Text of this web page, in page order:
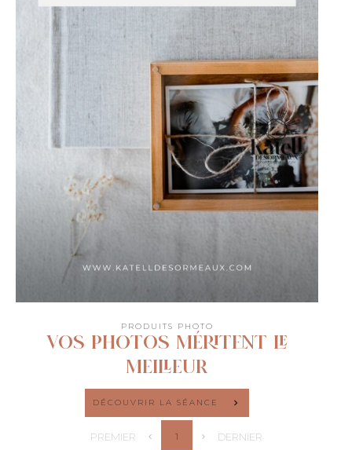
PRODUITS PHOTO
VOS PHOTOS MÉRITENT LE
MEILLEUR
DÉCOUVRIR LA SÉANCE
PREMIER 1 DERNIER